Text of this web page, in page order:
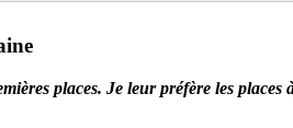
places. Je leur préfère les places